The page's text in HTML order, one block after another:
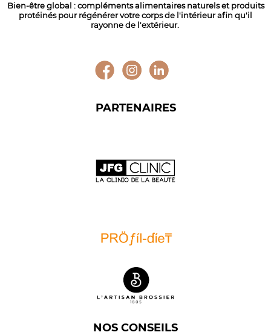
Bien-être global : compléments alimentaires naturels et produits
protéinés pour régénérer votre corps de l'intérieur afin qu'il
rayonne de l'extérieur.
PARTENAIRES
NOS CONSEILS